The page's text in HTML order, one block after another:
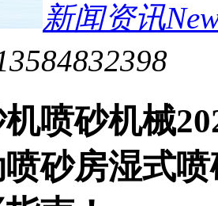
新闻资讯
喷砂机械
砂房湿式